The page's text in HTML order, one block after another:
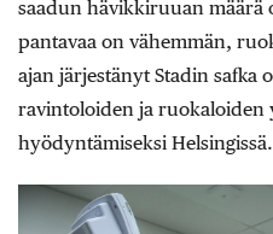
saadun hävikkiruuan määrä
pantavaa on vähemmän,
ajan järjestänyt Stadin safka
ravintoloiden ja ruokaloiden
hyödyntämiseksi Helsingissä.